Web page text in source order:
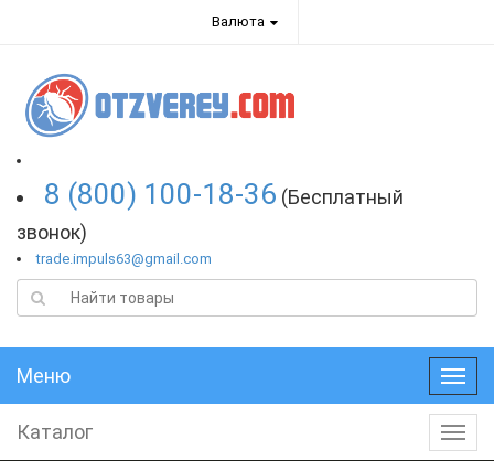
Валюта
8 (800) 100-18-36 (Бесплатный
звонок)
trade.impuls63@gmail.com
Меню
Меню
Каталог